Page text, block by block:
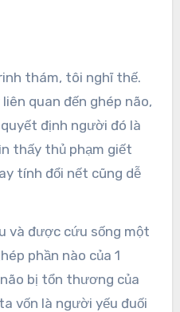
thám, tôi nghĩ thế.
quan đến ghép não,
định người đó là
thấy thủ phạm giết
tính đổi nết cũng dễ
và được cứu sống một
phần nào của 1
bị tổn thương của
vốn là người yếu đuối